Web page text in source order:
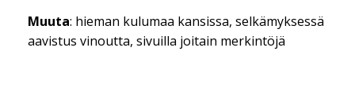
Muuta: hieman kulumaa kansissa, selkämyksessä
aavistus vinoutta, sivuilla joitain merkintöjä